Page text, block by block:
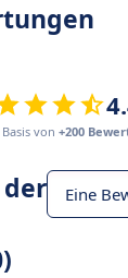
von +200
Eine